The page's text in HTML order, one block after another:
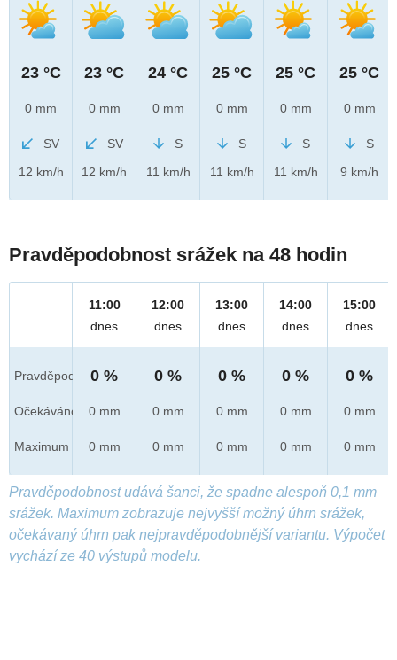
23 °C
0 mm
SV
12 km/h
23 °C
0 mm
SV
12 km/h
24 °C
0 mm
S
11 km/h
25 °C
0 mm
S
11 km/h
25 °C
0 mm
S
11 km/h
25 °C
0 mm
S
9 km/h
Pravděpodobnost srážek na 48 hodin
Pravděpod.
Očekáváno
Maximum
11:00
dnes
0 %
0 mm
0 mm
12:00
dnes
0 %
0 mm
0 mm
13:00
dnes
0 %
0 mm
0 mm
14:00
dnes
0 %
0 mm
0 mm
15:00
dnes
0 %
0 mm
0 mm
Pravděpodobnost udává šanci, že spadne alespoň 0,1 mm
srážek. Maximum zobrazuje nejvyšší možný úhrn srážek,
očekávaný úhrn pak nejpravděpodobnější variantu. Výpočet
vychází ze 40 výstupů modelu.